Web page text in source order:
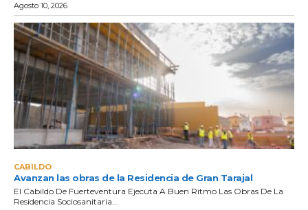
Agosto 10, 2026
CABILDO
Avanzan las obras de la Residencia de Gran Tarajal
El Cabildo De Fuerteventura Ejecuta A Buen Ritmo Las Obras De La
Residencia Sociosanitaria...